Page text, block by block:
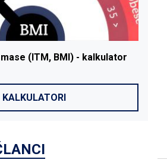
mase (ITM, BMI) - kalkulator
KALKULATORI